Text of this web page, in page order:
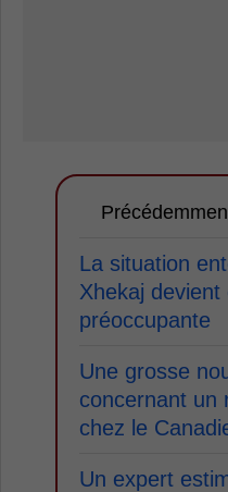
La situation
Xhekaj
préoccupante
Une grosse
concernant un
chez le
Un expert